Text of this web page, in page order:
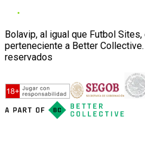
Bolavip, al igual que Futbol
perteneciente a Better
reservados